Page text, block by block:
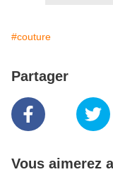
#couture
Partager
Vous aimerez